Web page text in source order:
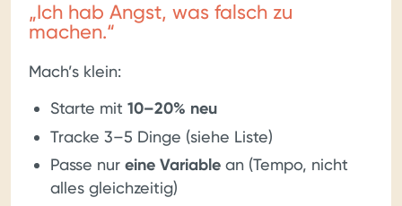
„Ich hab Angst, was falsch zu
machen.“
Mach’s klein:
Starte mit 10–20% neu
Tracke 3–5 Dinge (siehe Liste)
Passe nur eine Variable an (Tempo, nicht
alles gleichzeitig)